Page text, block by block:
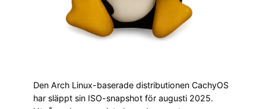
Den Arch Linux-baserade distributionen CachyOS
har släppt sin ISO-snapshot för augusti 2025.